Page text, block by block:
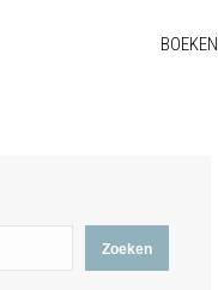
BOEKEN
Zoeken